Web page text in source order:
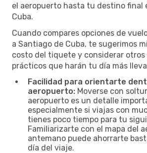
el aeropuerto hasta tu destino final
Cuba.
Cuando compares opciones de
a Santiago de Cuba, te sugerimos
costo del tiquete y considerar otros
prácticos que harán tu día más
Facilidad para orientarte
aeropuerto: Moverse con
aeropuerto es un detalle
especialmente si viajas con
tienes poco tiempo para tu
Familiarizarte con el mapa del
antemano puede ahorrarte
día del viaje.